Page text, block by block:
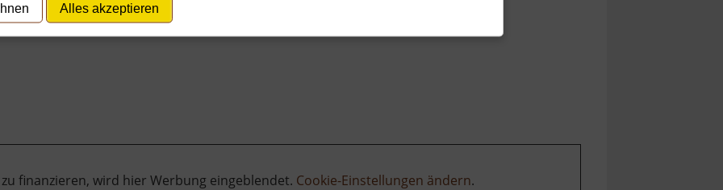
Alles akzeptieren
finanzieren, wird hier Werbung eingeblendet. Cookie-Einstellungen ändern.